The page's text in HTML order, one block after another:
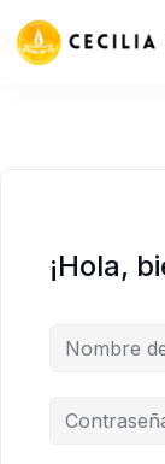
¡Hola,